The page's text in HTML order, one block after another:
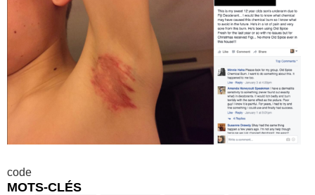
code
MOTS-CLÉS